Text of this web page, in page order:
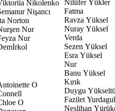
Nikolenko
Nişancı
Norton
Nur
Nur
O
O
Nilüfer Yükler
Fatma
Ravza Yüksel
Nuray Yüksel
Verda
Sezen Yüksel
Esra Yüksel
Nur
Banu Yüksel
Kırık
Duygu
Fazilet Yurdagul
Neslihan